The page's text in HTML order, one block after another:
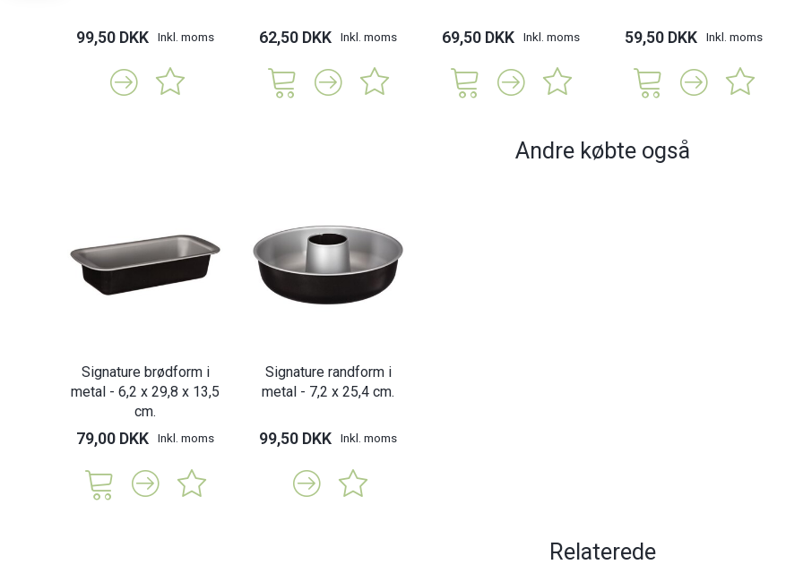
99,50 DKK Inkl. moms 62,50 DKK Inkl. moms 69,50 DKK Inkl. moms 59,50 DKK Inkl. moms
Andre købte også
Signature brødform i
metal - 6,2 x 29,8 x 13,5
cm.
79,00 DKK Inkl. moms
Signature randform i
metal - 7,2 x 25,4 cm.
99,50 DKK Inkl. moms
Relaterede